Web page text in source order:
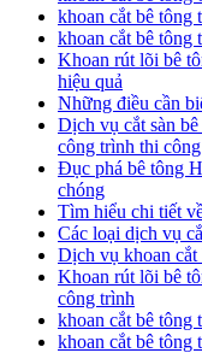
khoan cắt bê tông
khoan cắt bê tông
Khoan rút lõi bê
hiệu quả
Những điều cần
Dịch vụ cắt sàn
công trình thi công
Đục phá bê tông
chóng
Tìm hiểu chi tiết
Các loại dịch vụ
Dịch vụ khoan
Khoan rút lõi bê
công trình
khoan cắt bê tông
khoan cắt bê tông